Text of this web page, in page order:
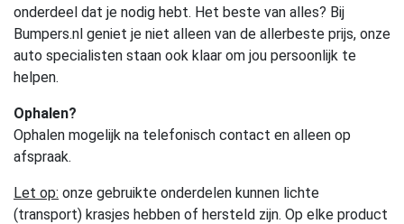
onderdeel dat je nodig hebt. Het beste van alles? Bij
Bumpers.nl geniet je niet alleen van de allerbeste prijs, onze
auto specialisten staan ook klaar om jou persoonlijk te
helpen.
Ophalen?
Ophalen mogelijk na telefonisch contact en alleen op
afspraak.
Let op: onze gebruikte onderdelen kunnen lichte
(transport) krasjes hebben of hersteld zijn. Op elke product